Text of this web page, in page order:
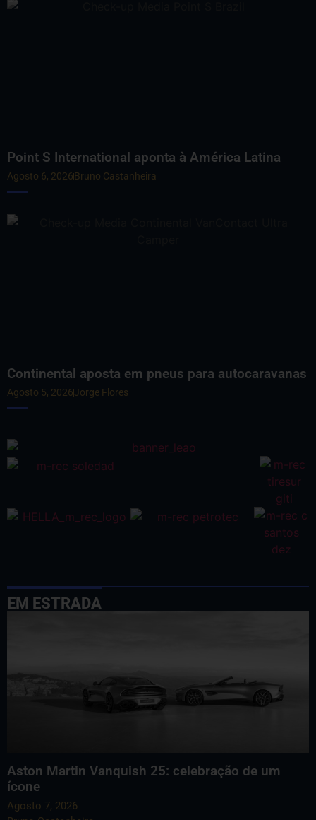
Point S International aponta à América Latina
Agosto 6, 2026Bruno Castanheira
Continental aposta em pneus para autocaravanas
Agosto 5, 2026Jorge Flores
EM ESTRADA
Aston Martin Vanquish 25: celebração de um
ícone
Agosto 7, 2026